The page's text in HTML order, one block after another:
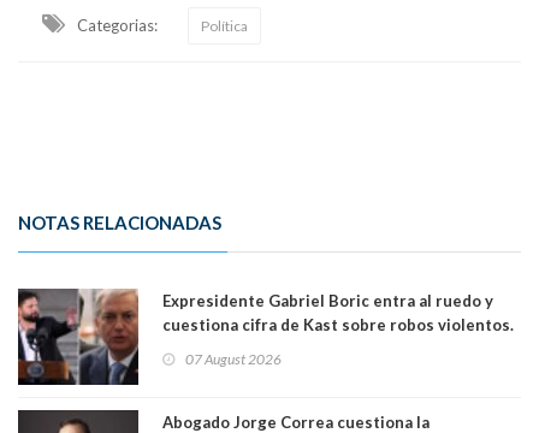
Categorias: Política
NOTAS RELACIONADAS
Expresidente Gabriel Boric entra al ruedo y
cuestiona cifra de Kast sobre robos violentos.
07 August 2026
Abogado Jorge Correa cuestiona la